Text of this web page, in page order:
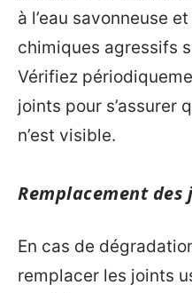
à l’eau savonneuse
chimiques agressifs
Vérifiez
joints pour s’assurer
n’est visible.
Remplacement des
En cas de
remplacer les joints